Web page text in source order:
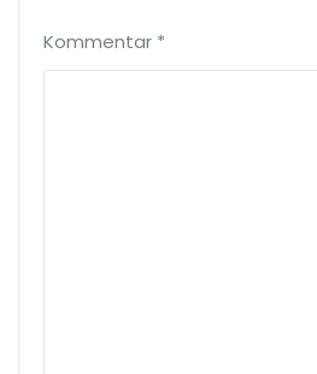
Kommentar *